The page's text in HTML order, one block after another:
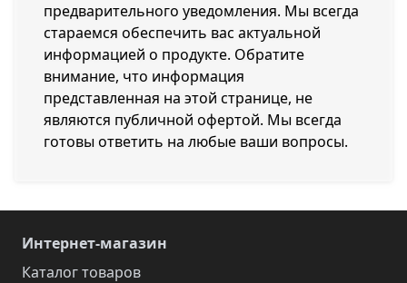
предварительного уведомления. Мы всегда
стараемся обеспечить вас актуальной
информацией о продукте. Обратите
внимание, что информация
представленная на этой странице, не
являются публичной офертой. Мы всегда
готовы ответить на любые ваши вопросы.
Интернет-магазин
Каталог товаров